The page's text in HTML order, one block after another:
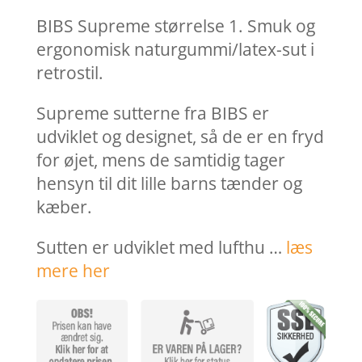
var:
39,95 kr..
er:
10,00
BIBS Supreme størrelse 1. Smuk og
ergonomisk naturgummi/latex-sut i
retrostil.
Supreme sutterne fra BIBS er
udviklet og designet, så de er en fryd
for øjet, mens de samtidig tager
hensyn til dit lille barns tænder og
kæber.
Sutten er udviklet med lufthu … læs
mere her